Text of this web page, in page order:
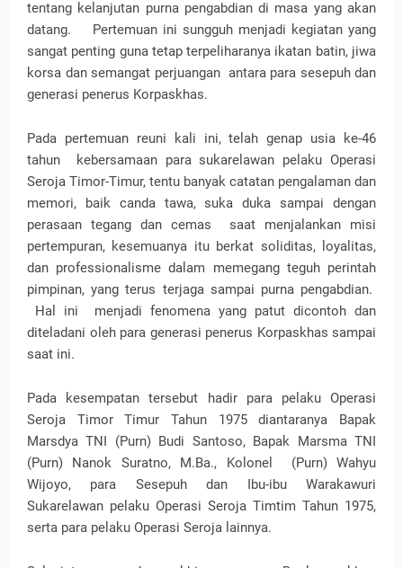
tentang kelanjutan purna pengabdian di masa yang akan
datang. Pertemuan ini sungguh menjadi kegiatan yang
sangat penting guna tetap terpeliharanya ikatan batin, jiwa
korsa dan semangat perjuangan antara para sesepuh dan
generasi penerus Korpaskhas.
Pada pertemuan reuni kali ini, telah genap usia ke-46
tahun kebersamaan para sukarelawan pelaku Operasi
Seroja Timor-Timur, tentu banyak catatan pengalaman dan
memori, baik canda tawa, suka duka sampai dengan
perasaan tegang dan cemas saat menjalankan misi
pertempuran, kesemuanya itu berkat soliditas, loyalitas,
dan professionalisme dalam memegang teguh perintah
pimpinan, yang terus terjaga sampai purna pengabdian.
Hal ini menjadi fenomena yang patut dicontoh dan
diteladani oleh para generasi penerus Korpaskhas sampai
saat ini.
Pada kesempatan tersebut hadir para pelaku Operasi
Seroja Timor Timur Tahun 1975 diantaranya Bapak
Marsdya TNI (Purn) Budi Santoso, Bapak Marsma TNI
(Purn) Nanok Suratno, M.Ba., Kolonel (Purn) Wahyu
Wijoyo, para Sesepuh dan Ibu-ibu Warakawuri
Sukarelawan pelaku Operasi Seroja Timtim Tahun 1975,
serta para pelaku Operasi Seroja lainnya.